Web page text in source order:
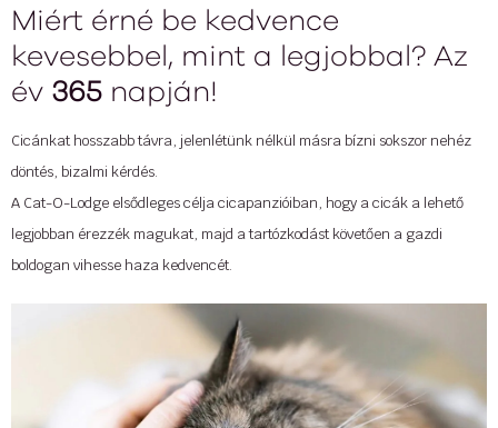
Miért érné be kedvence
kevesebbel, mint a legjobbal? Az
év 365napján!
Cicánkat hosszabb távra, jelenlétünk nélkül másra bízni sokszor nehéz
döntés, bizalmi kérdés.
A Cat-O-Lodge elsődleges célja cicapanzióiban, hogy a cicák a lehető
legjobban érezzék magukat, majd a tartózkodást követően a gazdi
boldogan vihesse haza kedvencét.